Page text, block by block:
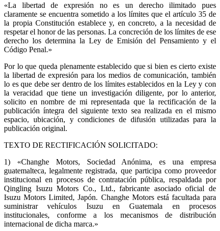
«La libertad de expresión no es un derecho ilimitado pues
claramente se encuentra sometido a los límites que el artículo 35 de
la propia Constitución establece y, en concreto, a la necesidad de
respetar el honor de las personas. La concreción de los límites de ese
derecho los determina la Ley de Emisión del Pensamiento y el
Código Penal.»
Por lo que queda plenamente establecido que si bien es cierto existe
la libertad de expresión para los medios de comunicación, también
lo es que debe ser dentro de los límites establecidos en la Ley y con
la veracidad que tiene un investigación diligente, por lo anterior,
solicito en nombre de mi representada que la rectificación de la
publicación íntegra del siguiente texto sea realizada en el mismo
espacio, ubicación, y condiciones de difusión utilizadas para la
publicación original.
TEXTO DE RECTIFICACIÓN SOLICITADO:
1) «Changhe Motors, Sociedad Anónima, es una empresa
guatemalteca, legalmente registrada, que participa como proveedor
institucional en procesos de contratación pública, respaldada por
Qingling Isuzu Motors Co., Ltd., fabricante asociado oficial de
Isuzu Motors Limited, Japón. Changhe Motors está facultada para
suministrar vehículos Isuzu en Guatemala en procesos
institucionales, conforme a los mecanismos de distribución
internacional de dicha marca.»